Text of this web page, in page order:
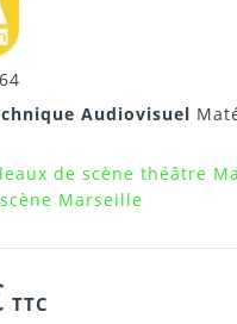
Audiovisuel
de scène théâtre
Marseille
TTC